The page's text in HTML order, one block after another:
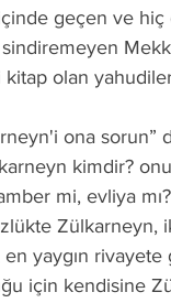
olan
kimdir?
Zülkarneyn,
yaygın rivayete
için kendisine